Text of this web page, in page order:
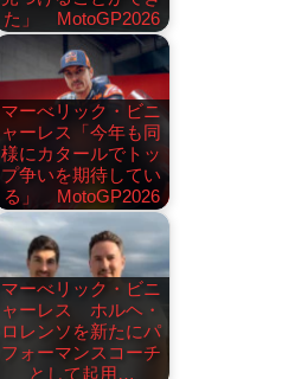
た」 MotoGP2026
マーべリック・ビニ
ャーレス「今年も同
様にカタールでトッ
プ争いを期待してい
る」 MotoGP2026
マーべリック・ビニ
ャーレス ホルヘ・
ロレンソを新たにパ
フォーマンスコーチ
として起用…